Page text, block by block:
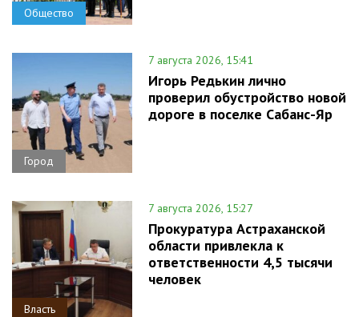
Общество
Город
7 августа 2026, 15:41
Игорь Редькин лично
проверил обустройство новой
дороге в поселке Сабанс-Яр
Власть
7 августа 2026, 15:27
Прокуратура Астраханской
области привлекла к
ответственности 4,5 тысячи
человек